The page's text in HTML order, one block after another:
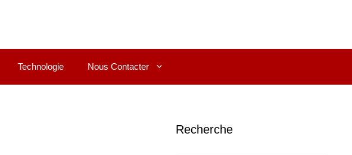
Technologie Nous Contacter
Recherche